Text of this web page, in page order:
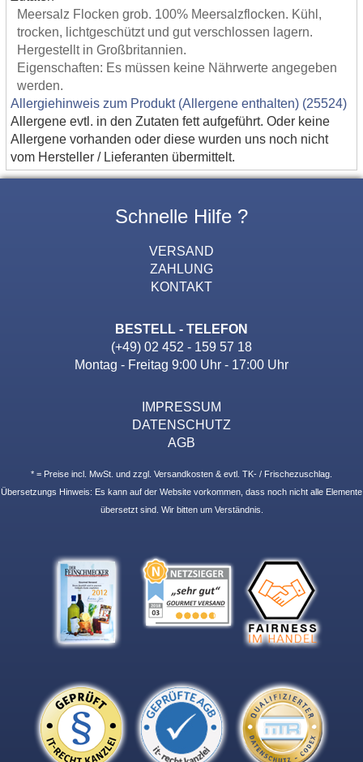
Meersalz Flocken grob. 100% Meersalzflocken. Kühl,
trocken, lichtgeschützt und gut verschlossen lagern.
Hergestellt in Großbritannien.
Eigenschaften: Es müssen keine Nährwerte angegeben
werden.
Allergiehinweis zum Produkt (Allergene enthalten) (25524)
Allergene evtl. in den Zutaten fett aufgeführt. Oder keine
Allergene vorhanden oder diese wurden uns noch nicht
vom Hersteller / Lieferanten übermittelt.
Schnelle Hilfe ?
VERSAND
ZAHLUNG
KONTAKT
BESTELL - TELEFON
(+49) 02 452 - 159 57 18
Montag - Freitag 9:00 Uhr - 17:00 Uhr
IMPRESSUM
DATENSCHUTZ
AGB
* = Preise incl. MwSt. und zzgl. Versandkosten & evtl. TK- / Frischezuschlag.
Übersetzungs Hinweis: Es kann auf der Website vorkommen, dass noch nicht alle Elemente
übersetzt sind. Wir bitten um Verständnis.